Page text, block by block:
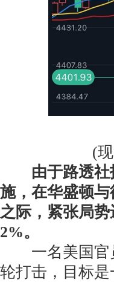
(现
由于路透
施，在华盛顿
之际，紧张局
2%。
一名美国官
轮打击，目标